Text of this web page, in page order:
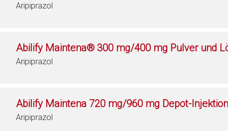
Aripiprazol
Abilify Maintena® 300 mg/400 mg Pulver und
Aripiprazol
Abilify Maintena 720 mg/960 mg Depot-
Aripiprazol